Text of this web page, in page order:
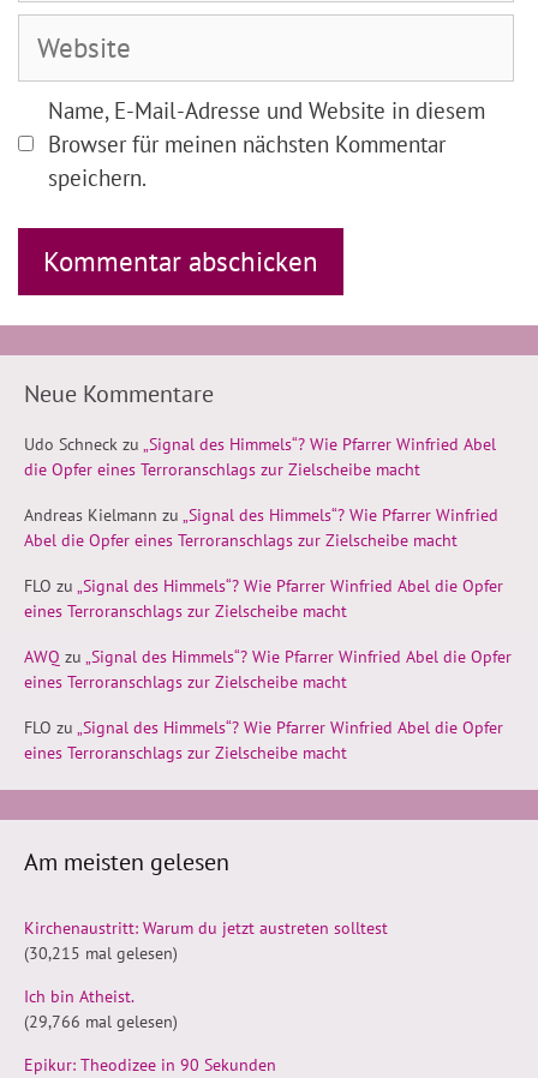
Adresse
Name, E-Mail-Adresse und Website in diesem
Browser für meinen nächsten Kommentar
speichern.
Neue Kommentare
Udo Schneck zu „Signal des Himmels“? Wie Pfarrer Winfried Abel
die Opfer eines Terroranschlags zur Zielscheibe macht
Andreas Kielmann zu „Signal des Himmels“? Wie Pfarrer Winfried
Abel die Opfer eines Terroranschlags zur Zielscheibe macht
FLO zu „Signal des Himmels“? Wie Pfarrer Winfried Abel die Opfer
eines Terroranschlags zur Zielscheibe macht
AWQ zu „Signal des Himmels“? Wie Pfarrer Winfried Abel die Opfer
eines Terroranschlags zur Zielscheibe macht
FLO zu „Signal des Himmels“? Wie Pfarrer Winfried Abel die Opfer
eines Terroranschlags zur Zielscheibe macht
Am meisten gelesen
Kirchenaustritt: Warum du jetzt austreten solltest
(30,215 mal gelesen)
Ich bin Atheist.
(29,766 mal gelesen)
Epikur: Theodizee in 90 Sekunden